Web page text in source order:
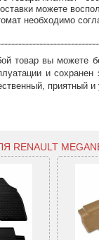
можете
необходимо
товар вы можете
и
приятный и